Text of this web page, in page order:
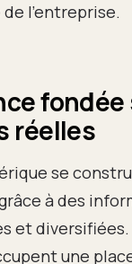
l’entreprise.
fondée
réelles
se
à des
et diversifiées.
une